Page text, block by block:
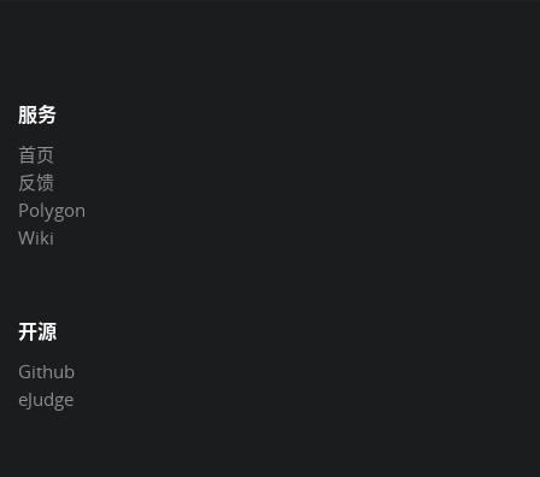
服务
首页
反馈
Polygon
Wiki
开源
Github
eJudge